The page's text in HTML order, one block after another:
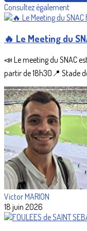
Consultez également
🔥 Le Meeting du
📣 Le meeting du SNAC
partir de 18h30📍 Stade
Victor MARION
18 juin 2026